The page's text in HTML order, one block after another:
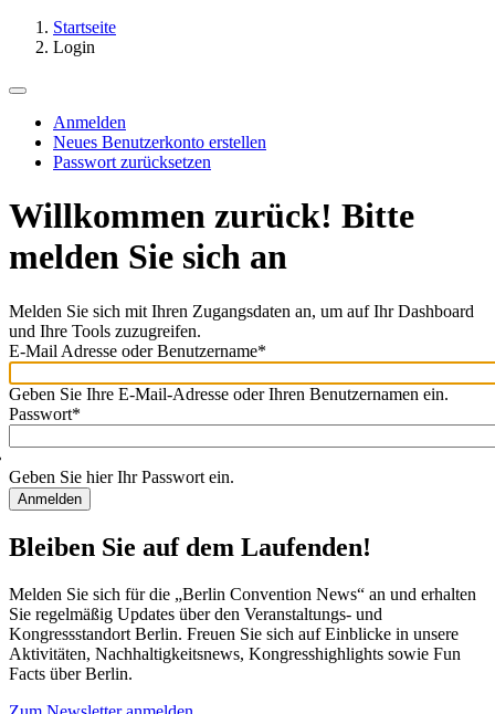
Favoriten
Startseite
Login
Primäre
Reiter
Anmelden
Neues Benutzerkonto erstellen
Passwort zurücksetzen
Willkommen zurück! Bitte
melden Sie sich an
Melden Sie sich mit Ihren Zugangsdaten an, um auf Ihr Dashboard
und Ihre Tools zuzugreifen.
Willkommen
zurück!
Bitte
melden
Sie
sich
an
E-Mail Adresse oder Benutzername*
Geben Sie Ihre E-Mail-Adresse oder Ihren Benutzernamen ein.
Passwort*
Geben Sie hier Ihr Passwort ein.
Bleiben Sie auf dem Laufenden!
Melden Sie sich für die „Berlin Convention News“ an und erhalten
Sie regelmäßig Updates über den Veranstaltungs- und
Kongressstandort Berlin. Freuen Sie sich auf Einblicke in unsere
Aktivitäten, Nachhaltigkeitsnews, Kongresshighlights sowie Fun
Facts über Berlin.